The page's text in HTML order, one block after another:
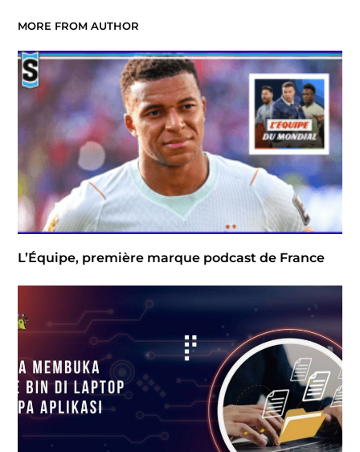
MORE FROM AUTHOR
L’Équipe, première marque podcast de France